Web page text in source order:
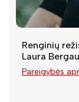
Renginių
Laura
Pareigybės